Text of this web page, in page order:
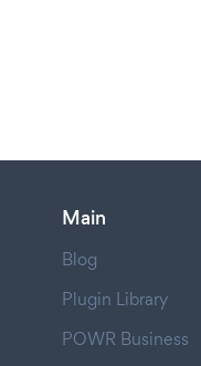
Main
Blog
Plugin Library
POWR Business